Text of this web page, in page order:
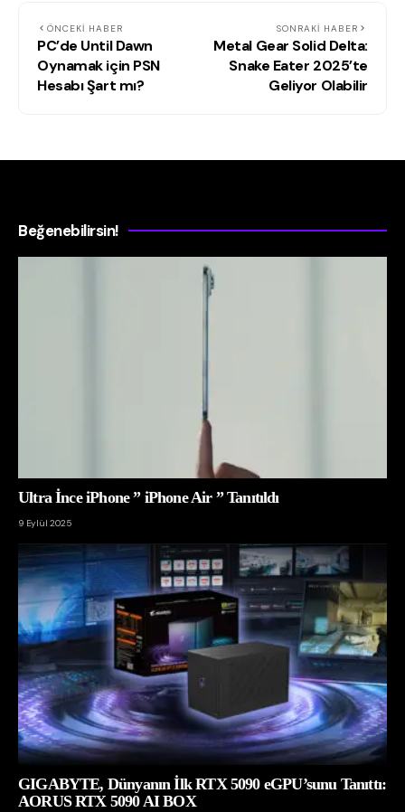
ÖNCEKI HABER
PC’de Until Dawn
Oynamak için PSN
Hesabı Şart mı?
SONRAKI HABER
Metal Gear Solid Delta:
Snake Eater 2025’te
Geliyor Olabilir
Beğenebilirsin!
Ultra İnce iPhone ” iPhone Air ” Tanıtıldı
9 Eylül 2025
GIGABYTE, Dünyanın İlk RTX 5090 eGPU’sunu Tanıttı:
AORUS RTX 5090 AI BOX